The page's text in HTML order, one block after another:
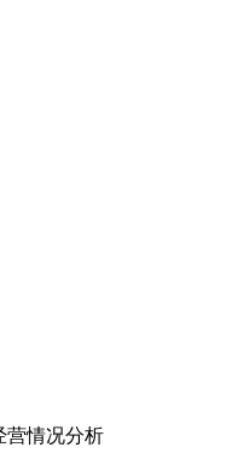
营情况分析